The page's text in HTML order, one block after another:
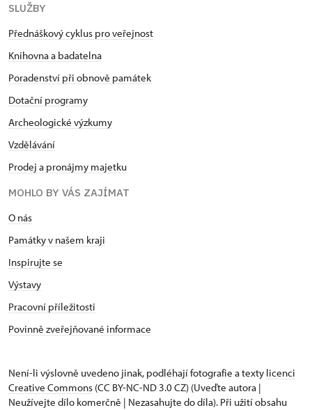
SLUŽBY
Přednáškový cyklus pro veřejnost
Knihovna a badatelna
Poradenství při obnově památek
Dotační programy
Archeologické výzkumy
Vzdělávání
Prodej a pronájmy majetku
MOHLO BY VÁS ZAJÍMAT
O nás
Památky v našem kraji
Inspirujte se
Výstavy
Pracovní příležitosti
Povinně zveřejňované informace
Není-li výslovně uvedeno jinak, podléhají fotografie a texty licenci
Creative Commons (CC BY-NC-ND 3.0 CZ) (Uveďte autora |
Neužívejte dílo komerčně | Nezasahujte do díla). Při užití obsahu